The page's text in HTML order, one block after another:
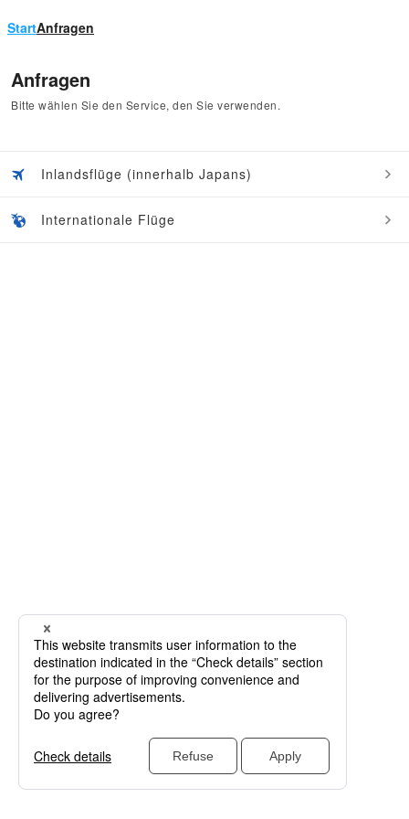
StartAnfragen
Anfragen
Bitte wählen Sie den Service, den Sie verwenden.
Inlandsflüge (innerhalb Japans)
Internationale Flüge